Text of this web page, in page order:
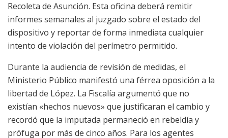
Recoleta de Asunción. Esta oficina deberá remitir
informes semanales al juzgado sobre el estado del
dispositivo y reportar de forma inmediata cualquier
intento de violación del perímetro permitido.
Durante la audiencia de revisión de medidas, el
Ministerio Público manifestó una férrea oposición a la
libertad de López. La Fiscalía argumentó que no
existían «hechos nuevos» que justificaran el cambio y
recordó que la imputada permaneció en rebeldía y
prófuga por más de cinco años. Para los agentes